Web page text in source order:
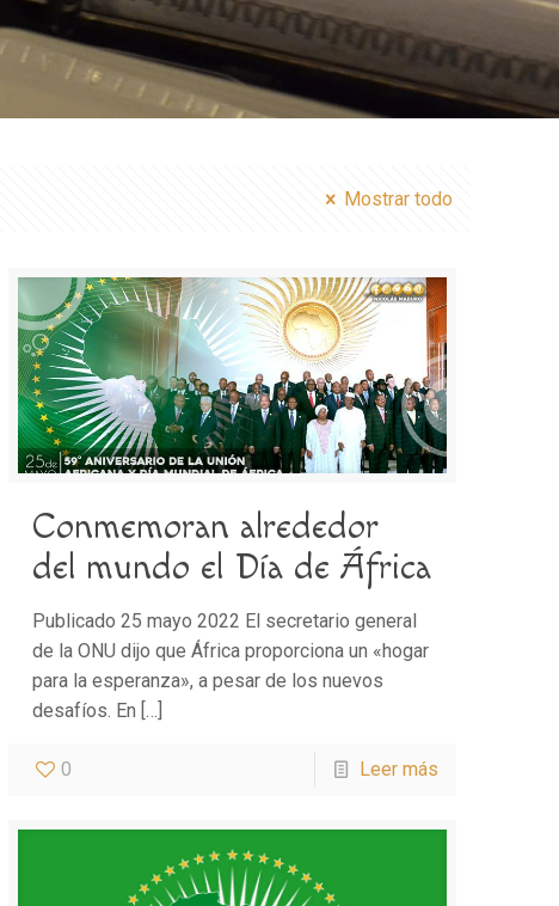
Mostrar todo
Conmemoran alrededor
del mundo el Día de África
Publicado 25 mayo 2022 El secretario general
de la ONU dijo que África proporciona un «hogar
para la esperanza», a pesar de los nuevos
desafíos. En […]
0 Leer más